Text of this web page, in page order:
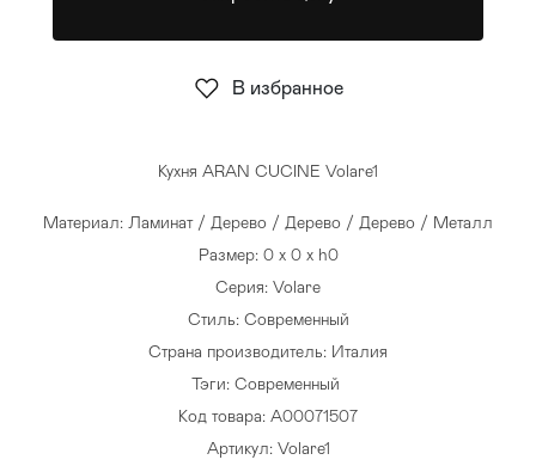
Стулья >
Кухня ARAN CUCINE Volare1
Материал: Ламинат / Дерево / Дерево / Дерево / Металл
Размер: 0 x 0 x h0
Серия: Volare
Стиль: Современный
Страна производитель: Италия
Тэги: Современный
Код товара: A00071507
Артикул: Volare1
В избранное